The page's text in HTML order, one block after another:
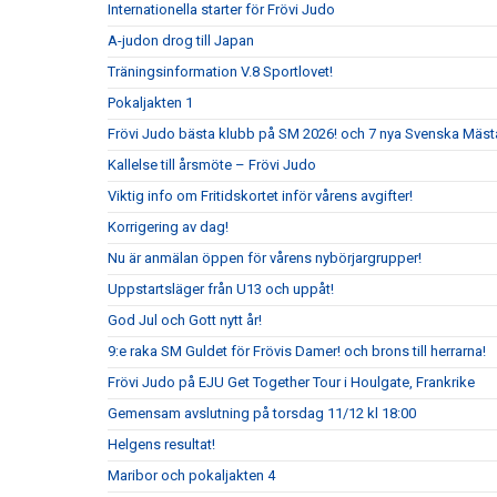
Internationella starter för Frövi Judo
A-judon drog till Japan
Träningsinformation V.8 Sportlovet!
Pokaljakten 1
Frövi Judo bästa klubb på SM 2026! och 7 nya Svenska
Kallelse till årsmöte – Frövi Judo
Viktig info om Fritidskortet inför vårens avgifter!
Korrigering av dag!
Nu är anmälan öppen för vårens nybörjargrupper!
Uppstartsläger från U13 och uppåt!
God Jul och Gott nytt år!
9:e raka SM Guldet för Frövis Damer! och brons till herrarna!
Frövi Judo på EJU Get Together Tour i Houlgate, Frankrike
Gemensam avslutning på torsdag 11/12 kl 18:00
Helgens resultat!
Maribor och pokaljakten 4